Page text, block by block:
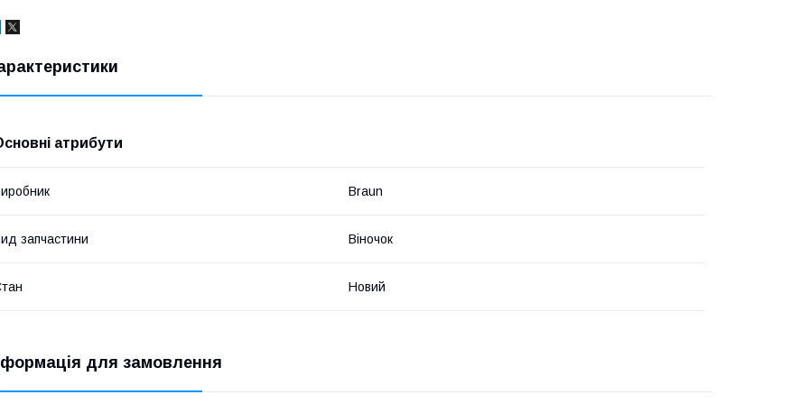
атрибути
Braun
запчастини Віночок
Новий
для замовлення